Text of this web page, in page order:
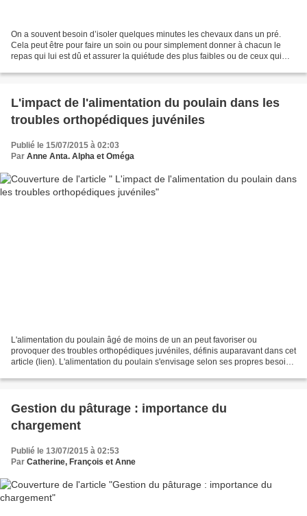
On a souvent besoin d’isoler quelques minutes les chevaux dans un pré.
Cela peut être pour faire un soin ou pour simplement donner à chacun le
repas qui lui est dû et assurer la quiétude des plus faibles ou de ceux qui
L'impact de l'alimentation du poulain dans les
troubles orthopédiques juvéniles
Publié le 15/07/2015 à 02:03
Par Anne Anta. Alpha et Oméga
L'alimentation du poulain âgé de moins de un an peut favoriser ou
provoquer des troubles orthopédiques juvéniles, définis auparavant dans cet
article (lien). L'alimentation du poulain s'envisage selon ses propres besoins
Gestion du pâturage : importance du
chargement
Publié le 13/07/2015 à 02:53
Par Catherine, François et Anne